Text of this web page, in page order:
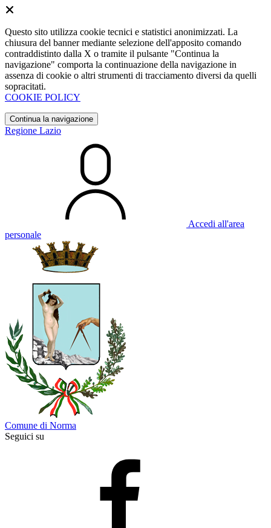
Questo sito utilizza cookie tecnici e statistici anonimizzati. La
chiusura del banner mediante selezione dell'apposito comando
contraddistinto dalla X o tramite il pulsante "Continua la
navigazione" comporta la continuazione della navigazione in
assenza di cookie o altri strumenti di tracciamento diversi da quelli
sopracitati.
COOKIE POLICY
Continua la navigazione
Regione Lazio
Accedi all'area
personale
Comune di Norma
Seguici su